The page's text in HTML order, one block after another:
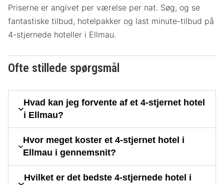
Priserne er angivet per værelse per nat. Søg, og se
fantastiske tilbud, hotelpakker og last minute-tilbud på
4-stjernede hoteller i Ellmau.
Ofte stillede spørgsmål
Hvad kan jeg forvente af et 4-stjernet hotel
i Ellmau?
Hvor meget koster et 4-stjernet hotel i
Ellmau i gennemsnit?
Hvilket er det bedste 4-stjernede hotel i